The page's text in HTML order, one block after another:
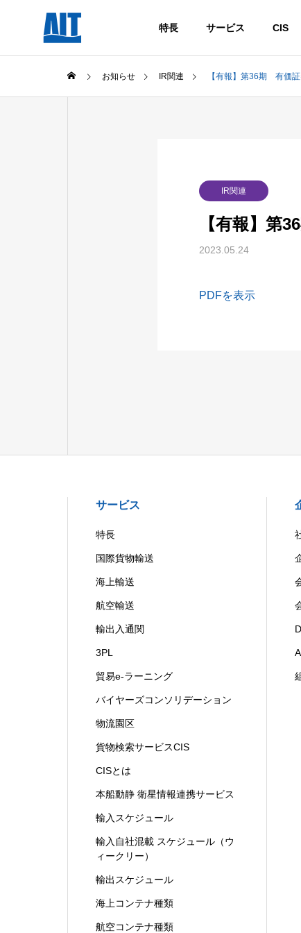
特長 サービス CIS
お知らせ IR関連 【有報】第36期 有価
IR関連
【有報】第
2023.05.24
PDFを表示
サービス
特長
国際貨物輸送
海上輸送
航空輸送
輸出入通関
3PL
貿易e-ラーニング
バイヤーズコンソリデーション
物流園区
貨物検索サービスCIS
CISとは
本船動静 衛星情報連携サービス
輸入スケジュール
輸入自社混載 スケジュール（ウ
ィークリー）
輸出スケジュール
海上コンテナ種類
航空コンテナ種類